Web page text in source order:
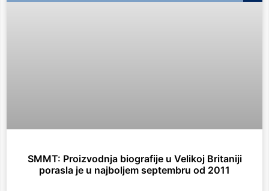
SMMT: Proizvodnja biografije u Velikoj Britaniji
porasla je u najboljem septembru od 2011